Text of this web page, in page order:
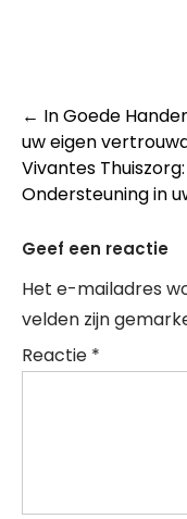
Post
← In Goede
uw eigen
Vivantes
Ondersteuning in
Geef een reactie
Het e-mailadres
velden zijn
Reactie *